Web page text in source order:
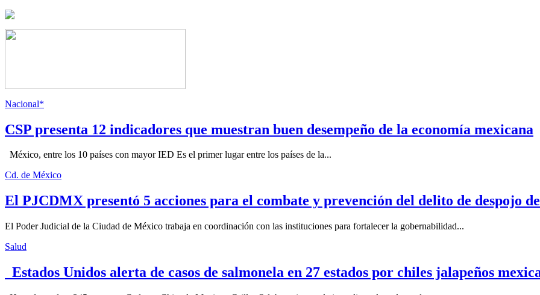
Nacional*
CSP presenta 12 indicadores que muestran buen desempeño de la economía mexicana
México, entre los 10 países con mayor IED Es el primer lugar entre los países de la...
Cd. de México
El PJCDMX presentó 5 acciones para el combate y prevención del delito de despojo
El Poder Judicial de la Ciudad de México trabaja en coordinación con las instituciones para fortalecer la gobernabilidad...
Salud
Estados Unidos alerta de casos de salmonela en 27 estados por chiles jalapeños